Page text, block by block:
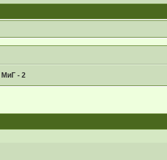
- 2